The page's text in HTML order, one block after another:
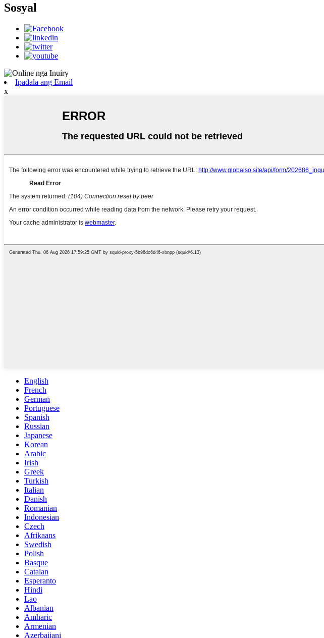
Sosyal
Ipadala ang Email
x
English
French
German
Portuguese
Spanish
Russian
Japanese
Korean
Arabic
Irish
Greek
Turkish
Italian
Danish
Romanian
Indonesian
Czech
Afrikaans
Swedish
Polish
Basque
Catalan
Esperanto
Hindi
Lao
Albanian
Amharic
Armenian
Azerbaijani